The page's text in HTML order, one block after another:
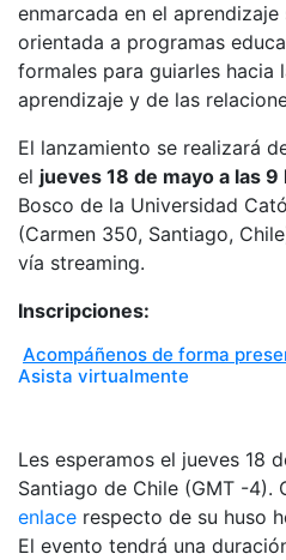
enmarcada en el
orientada a programas
formales para guiarles hacia
aprendizaje y de las
El lanzamiento se realizará
el jueves 18 de mayo a las 9
Bosco de la Universidad
(Carmen 350, Santiago,
vía streaming.
Inscripciones:
Acompáñenos de forma
Asista virtualmente
Les esperamos el jueves 18
Santiago de Chile (GMT -4).
enlace respecto de su huso
El evento tendrá una